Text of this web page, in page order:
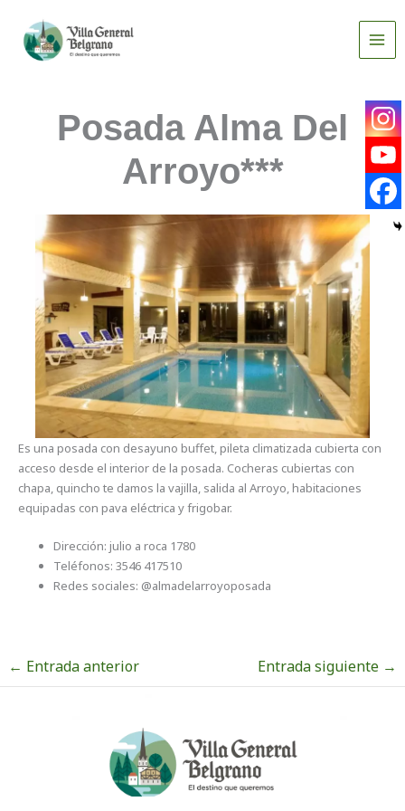
contenido
Posada Alma Del
Arroyo***
Es una posada con desayuno buffet, pileta climatizada cubierta con
acceso desde el interior de la posada. Cocheras cubiertas con
chapa, quincho te damos la vajilla, salida al Arroyo, habitaciones
equipadas con pava eléctrica y frigobar.
Dirección: julio a roca 1780
Teléfonos: 3546 417510
Redes sociales: @almadelarroyoposada
← Entrada anterior Entrada siguiente →